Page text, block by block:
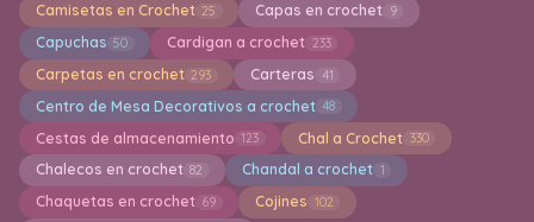
Camisetas en Crochet 25 Capas en crochet 9
Capuchas 50 Cardigan a crochet 233
Carpetas en crochet 293 Carteras 41
Centro de Mesa Decorativos a crochet 48
Cestas de almacenamiento 123 Chal a Crochet 330
Chalecos en crochet 82 Chandal a crochet 1
Chaquetas en crochet 69 Cojines 102